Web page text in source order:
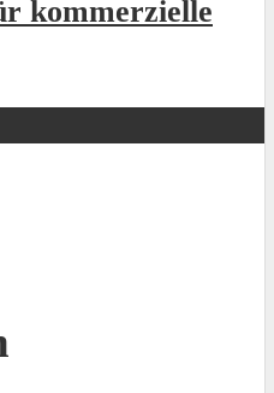
kommerzielle